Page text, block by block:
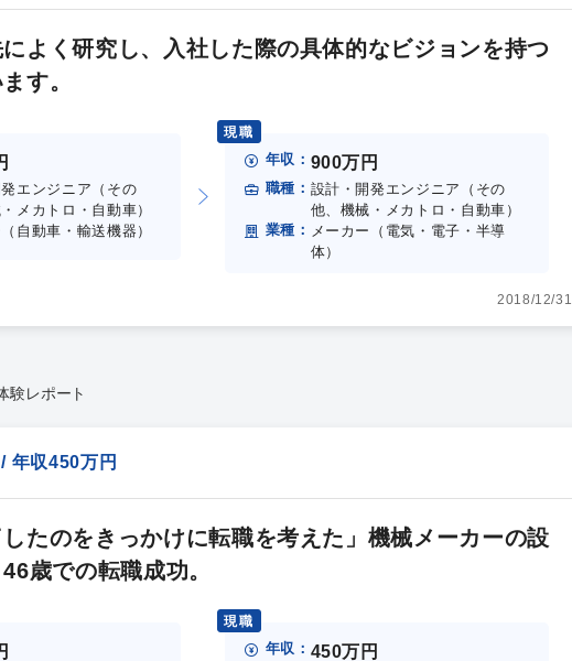
よく研究し、入社した際の具体的なビジョンを持つ
す。
エンジニア（その
メカトロ・自動車）
自動車・輸送機器）
現職
年収： 900万円
職種： 設計・開発エンジニア（その
他、機械・メカトロ・自動車）
業種： メーカー（電気・電子・半導
体）
2018/12/31
験レポート
年収450万円
したのをきっかけに転職を考えた」機械メーカーの設
歳での転職成功。
現職
年収： 450万円